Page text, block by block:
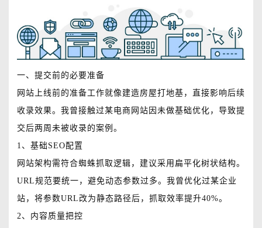
一、提交前的必要准备
网站上线前的准备工作就像建造房屋打地基，直接影响后续
收录效果。我曾接触过某电商网站因未做基础优化，导致提
交后两周未被收录的案例。
1、基础SEO配置
网站架构需符合蜘蛛抓取逻辑，建议采用扁平化树状结构。
URL规范要统一，避免动态参数过多。我曾优化过某企业
站，将参数URL改为静态路径后，抓取效率提升40%。
2、内容质量把控